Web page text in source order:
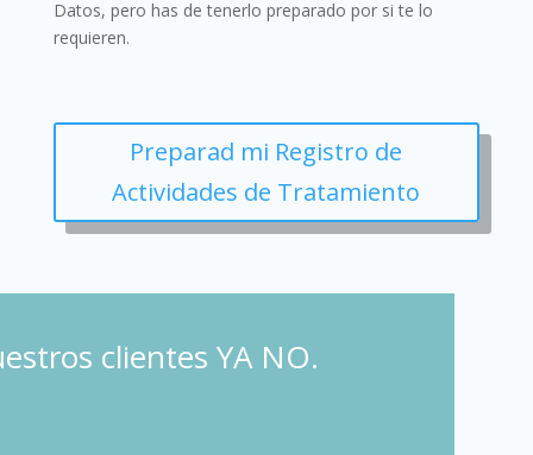
Datos, pero has de tenerlo preparado por si te lo
requieren.
Preparad mi Registro de
Actividades de Tratamiento
clientes YA NO.